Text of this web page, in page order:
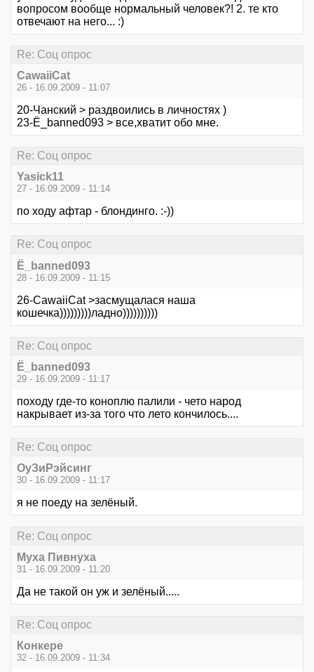
вопросом вообще нормальный человек?! 2. те кто
отвечают на него... :)
Re: Соц опрос
CawaiiCat
26 - 16.09.2009 - 11:07
20-Чанский > раздвоились в личностях )
23-Ё_banned093 > все,хватит обо мне.
Re: Соц опрос
Yasick11
27 - 16.09.2009 - 11:14
по ходу афтар - блондинго. :-))
Re: Соц опрос
Ё_banned093
28 - 16.09.2009 - 11:15
26-CawaiiCat >засмущалася наша
кошечка)))))))))ладно))))))))))
Re: Соц опрос
Ё_banned093
29 - 16.09.2009 - 11:17
походу где-то коноплю палили - чето народ
накрывает из-за того что лето кончилось....
Re: Соц опрос
ОуЗиРэйсинг
30 - 16.09.2009 - 11:17
я не поеду на зелёный.
Re: Соц опрос
Myxa Пивнухa
31 - 16.09.2009 - 11:20
Да не такой он уж и зелёный.....
Re: Соц опрос
Конкере
32 - 16.09.2009 - 11:34